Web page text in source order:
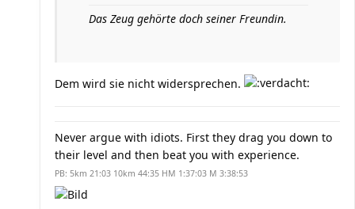
Das Zeug gehörte doch seiner Freundin.
Dem wird sie nicht widersprechen.
Never argue with idiots. First they drag you down to
their level and then beat you with experience.
PB: 5km 21:03 10km 44:35 HM 1:37:03 M 3:38:53